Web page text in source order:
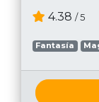
4.38 / 5
Fantasía